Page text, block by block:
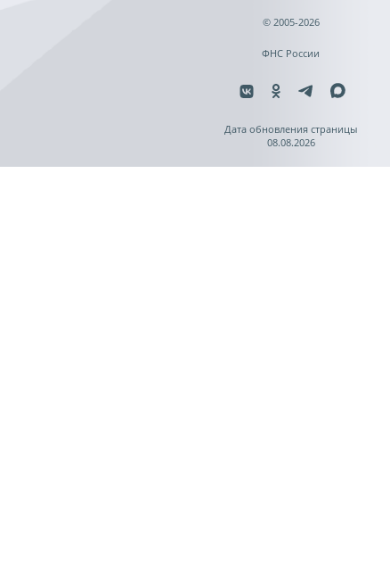
© 2005-2026
ФНС России
Дата обновления страницы
08.08.2026